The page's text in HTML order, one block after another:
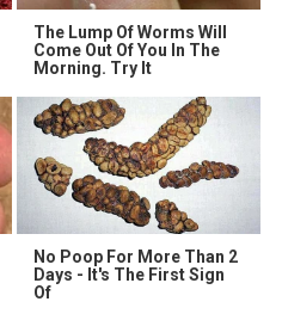
The Lump Of Worms Will
Come Out Of You In The
Morning. Try It
No Poop For More Than 2
Days - It's The First Sign
Of